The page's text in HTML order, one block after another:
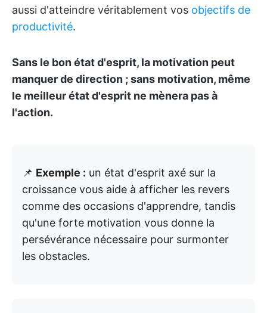
aussi d'atteindre véritablement vos objectifs de
productivité.
Sans le bon état d'esprit, la motivation peut
manquer de direction ; sans motivation, même
le meilleur état d'esprit ne mènera pas à
l'action.
📌 Exemple : un état d'esprit axé sur la
croissance vous aide à afficher les revers
comme des occasions d'apprendre, tandis
qu'une forte motivation vous donne la
persévérance nécessaire pour surmonter
les obstacles.